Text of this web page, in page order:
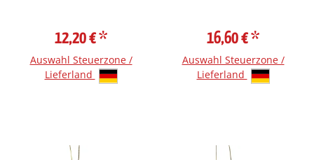
12,20 €*
Auswahl Steuerzone /
Lieferland
16,60 €*
Auswahl Steuerzone /
Lieferland